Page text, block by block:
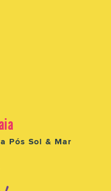
Pós Sol & Mar